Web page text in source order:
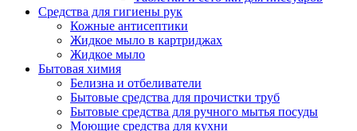
Средства для гигиены рук
Кожные антисептики
Жидкое мыло в картриджах
Жидкое мыло
Бытовая химия
Белизна и отбеливатели
Бытовые средства для прочистки труб
Бытовые средства для ручного мытья посуды
Моющие средства для кухни